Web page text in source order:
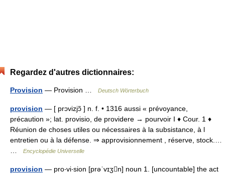
Regardez d'autres dictionnaires:
Provision — Provision … Deutsch Wörterbuch
provision — [ prɔvizjɔ̃ ] n. f. • 1316 aussi « prévoyance,
précaution »; lat. provisio, de providere → pourvoir I ♦ Cour. 1 ♦
Réunion de choses utiles ou nécessaires à la subsistance, à l
entretien ou à la défense. ⇒ approvisionnement , réserve, stock.…
Encyclopédie Universelle
provision — pro‧vi‧sion [prəˈvɪʒn] noun 1. [uncountable] the act